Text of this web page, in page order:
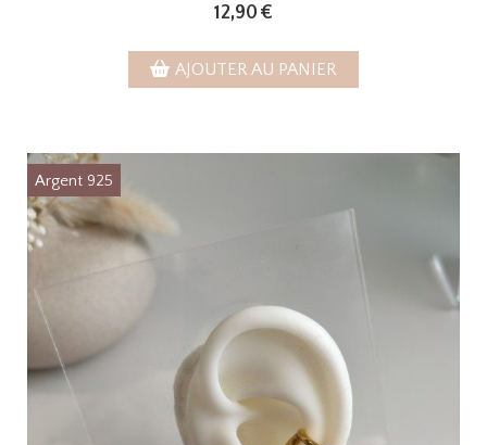
12,90 €
AJOUTER AU PANIER
Argent 925